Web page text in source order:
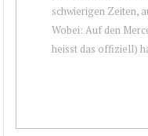
schwierigen Zeiten,
Wobei: Auf den
heisst das offiziell)